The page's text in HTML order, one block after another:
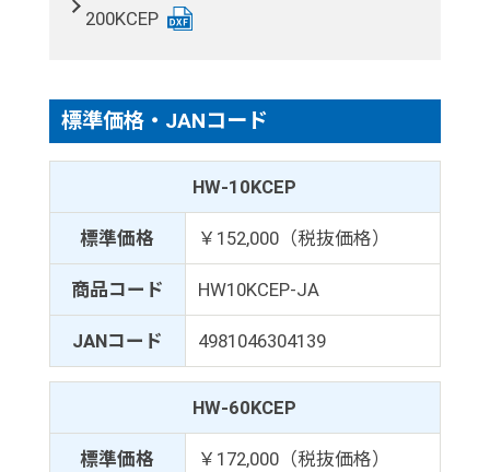
200KCEP
標準価格・JANコード
HW-10KCEP
標準価格 ￥152,000（税抜価格）
商品コード HW10KCEP-JA
JANコード 4981046304139
HW-60KCEP
標準価格 ￥172,000（税抜価格）